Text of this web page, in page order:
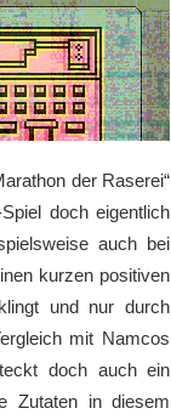
der Raserei“
doch eigentlich
auch bei
kurzen positiven
und nur durch
mit Namcos
doch auch ein
Zutaten in diesem